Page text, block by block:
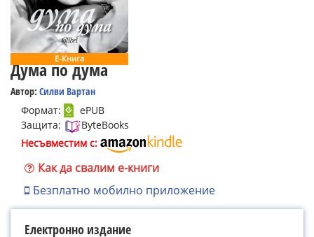
Е-Книга
Дума по дума
Автор: Силви Вартан
Формат:
ePUB
Защита:
ByteBooks
Несъвместим с:
Как да свалим е-книги
Безплатно мобилно приложение
Електронно издание